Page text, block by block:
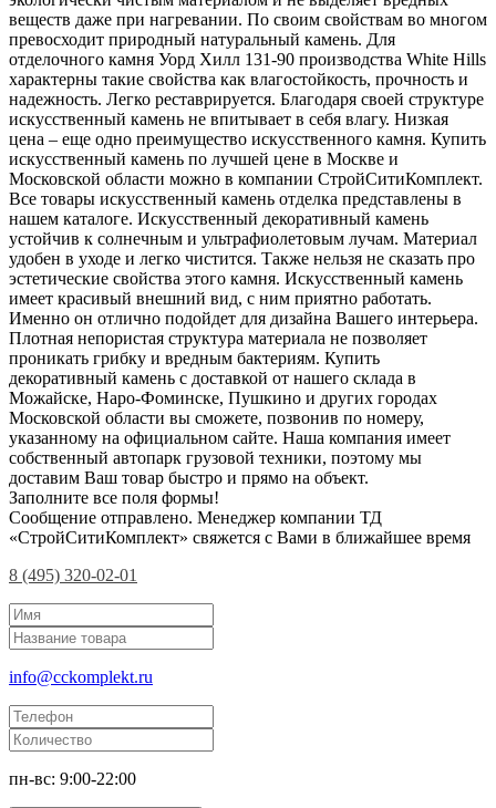
веществ даже при нагревании. По своим свойствам во многом
превосходит природный натуральный камень. Для
отделочного камня Уорд Хилл 131-90 производства White Hills
характерны такие свойства как влагостойкость, прочность и
надежность. Легко реставрируется. Благодаря своей структуре
искусственный камень не впитывает в себя влагу. Низкая
цена – еще одно преимущество искусственного камня. Купить
искусственный камень по лучшей цене в Москве и
Московской области можно в компании СтройСитиКомплект.
Все товары искусственный камень отделка представлены в
нашем каталоге. Искусственный декоративный камень
устойчив к солнечным и ультрафиолетовым лучам. Материал
удобен в уходе и легко чистится. Также нельзя не сказать про
эстетические свойства этого камня. Искусственный камень
имеет красивый внешний вид, с ним приятно работать.
Именно он отлично подойдет для дизайна Вашего интерьера.
Плотная непористая структура материала не позволяет
проникать грибку и вредным бактериям. Купить
декоративный камень с доставкой от нашего склада в
Можайске, Наро-Фоминске, Пушкино и других городах
Московской области вы сможете, позвонив по номеру,
указанному на официальном сайте. Наша компания имеет
собственный автопарк грузовой техники, поэтому мы
доставим Ваш товар быстро и прямо на объект.
Заполните все поля формы!
Сообщение отправлено. Менеджер компании ТД
«СтройСитиКомплект» свяжется с Вами в ближайшее время
8 (495) 320-02-01
info@cckomplekt.ru
пн-вс: 9:00-22:00